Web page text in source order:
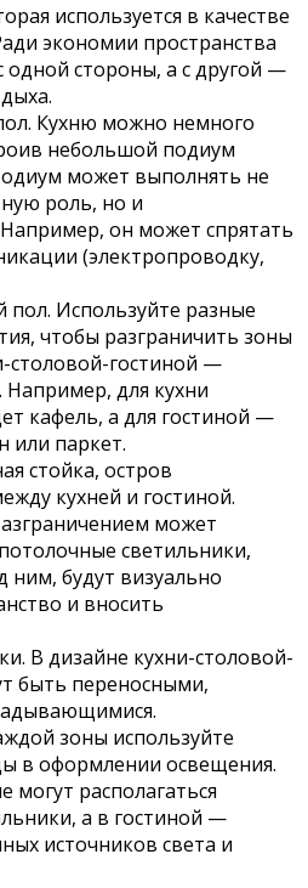
используется в качестве
экономии пространства
одной стороны, а с другой —
Кухню можно немного
небольшой подиум
может выполнять не
роль, но и
он может спрятать
(электропроводку,
Используйте разные
чтобы разграничить зоны
столовой-гостиной —
для кухни
кафель, а для гостиной —
или паркет.
стойка, остров
кухней и гостиной.
может
светильники,
ним, будут визуально
и вносить
В дизайне кухни-столовой-
быть переносными,
зоны используйте
в оформлении освещения.
могут располагаться
а в гостиной —
источников света и